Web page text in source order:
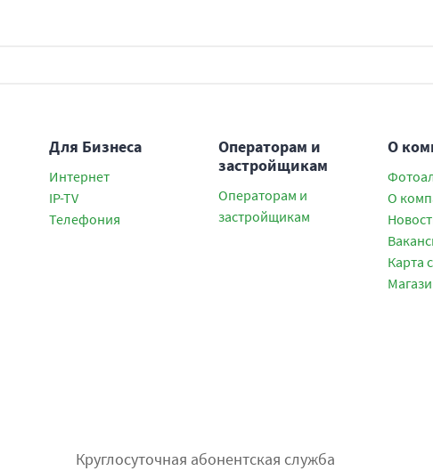
Для Бизнеса
Интернет
IP-TV
Телефония
Операторам и
застройщикам
Операторам и
застройщикам
О
О
Карта
Круглосуточная абонентская служба